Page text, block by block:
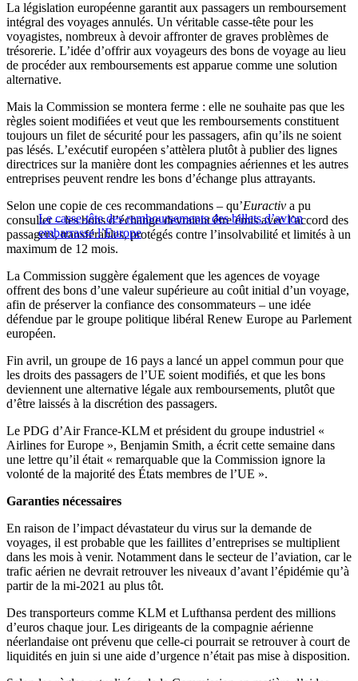
La législation européenne garantit aux passagers un remboursement
intégral des voyages annulés. Un véritable casse-tête pour les
voyagistes, nombreux à devoir affronter de graves problèmes de
trésorerie. L’idée d’offrir aux voyageurs des bons de voyage au lieu
de procéder aux remboursements est apparue comme une solution
alternative.
Mais la Commission se montera ferme : elle ne souhaite pas que les
règles soient modifiées et veut que les remboursements constituent
toujours un filet de sécurité pour les passagers, afin qu’ils ne soient
pas lésés. L’exécutif européen s’attèlera plutôt à publier des lignes
directrices sur la manière dont les compagnies aériennes et les autres
entreprises peuvent rendre les bons d’échange plus attrayants.
Le casse-tête des remboursements des billets d’avion
embarrasse l’Europe
Selon une copie de ces recommandations – qu’Euractiv a pu
consulter – les bons d’échange devraient être émis avec l’accord des
passagers, transférables, protégés contre l’insolvabilité et limités à un
maximum de 12 mois.
La Commission suggère également que les agences de voyage
offrent des bons d’une valeur supérieure au coût initial d’un voyage,
afin de préserver la confiance des consommateurs – une idée
défendue par le groupe politique libéral Renew Europe au Parlement
européen.
Fin avril, un groupe de 16 pays a lancé un appel commun pour que
les droits des passagers de l’UE soient modifiés, et que les bons
deviennent une alternative légale aux remboursements, plutôt que
d’être laissés à la discrétion des passagers.
Le PDG d’Air France-KLM et président du groupe industriel «
Airlines for Europe », Benjamin Smith, a écrit cette semaine dans
une lettre qu’il était « remarquable que la Commission ignore la
volonté de la majorité des États membres de l’UE ».
Garanties nécessaires
En raison de l’impact dévastateur du virus sur la demande de
voyages, il est probable que les faillites d’entreprises se multiplient
dans les mois à venir. Notamment dans le secteur de l’aviation, car le
trafic aérien ne devrait retrouver les niveaux d’avant l’épidémie qu’à
partir de la mi-2021 au plus tôt.
Des transporteurs comme KLM et Lufthansa perdent des millions
d’euros chaque jour. Les dirigeants de la compagnie aérienne
néerlandaise ont prévenu que celle-ci pourrait se retrouver à court de
liquidités en juin si une aide d’urgence n’était pas mise à disposition.